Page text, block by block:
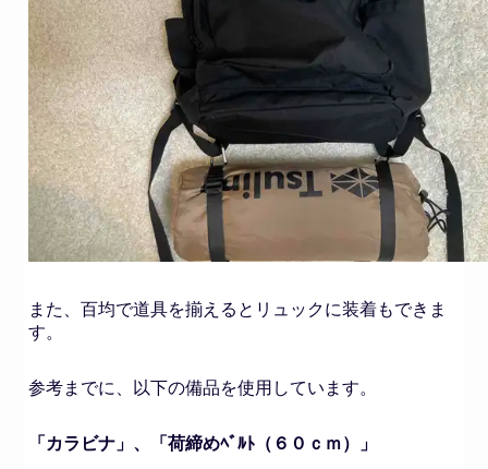
また、百均で道具を揃えるとリュックに装着もできま
す。
参考までに、以下の備品を使用しています。
「カラビナ」、「荷締めﾍﾞﾙﾄ（６０ｃｍ）」